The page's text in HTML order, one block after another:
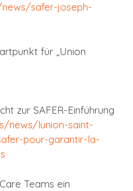
safer-joseph-
für „Union
zur SAFER-Einführung
news/lunion-saint-
pour-garantir-la-
Teams ein